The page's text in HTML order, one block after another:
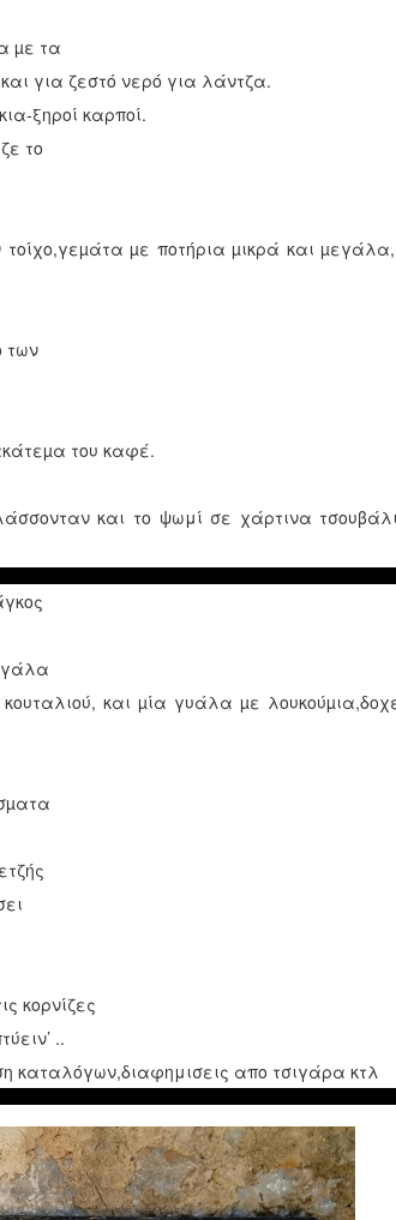
µε τα
για ζεστό νερό για λάντζα.
ξηροί καρποί.
το
µε ποτήρια µικρά και
των
του καφέ.
και το ψωμί σε χάρτινα
και µία γυάλα µε
κορνίζες
..
καταλόγων,διαφημισεις απο τσιγάρα κτλ